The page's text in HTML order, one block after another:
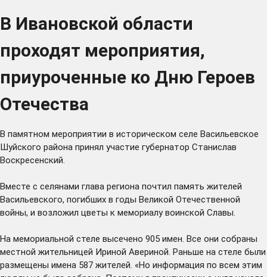
В Ивановской области
проходят мероприятия,
приуроченные ко Дню Героев
Отечества
В памятном мероприятии в историческом селе Васильевское
Шуйского района принял участие губернатор Станислав
Воскресенский.
Вместе с селянами глава региона почтил память жителей
Васильевского, погибших в годы Великой Отечественной
войны, и возложил цветы к мемориалу воинской Славы.
На мемориальной стеле высечено 905 имен. Все они собраны
местной жительницей Ириной Авериной. Раньше на стеле были
размещены имена 587 жителей. «Но информация по всем этим